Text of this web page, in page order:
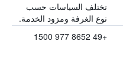
تختلف السياسات حسب
نوع الغرفة ومزود الخدمة.
+49 8652 977 1500